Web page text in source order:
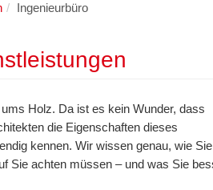
Ingenieurbüro
Holz. Da ist es kein Wunder, dass
die Eigenschaften dieses
kennen. Wir wissen genau, wie
Sie achten müssen – und was Sie